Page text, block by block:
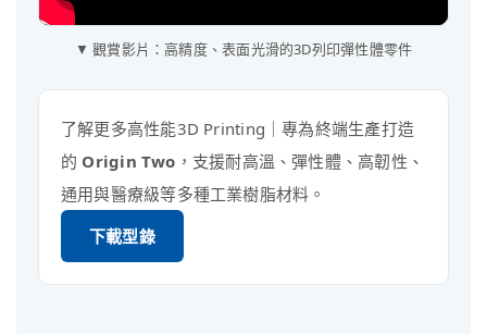
▼ 觀賞影片：高精度、表面光滑的3D列印彈性體零件
了解更多高性能3D Printing｜專為終端生產打造
的 Origin Two ，支援耐高溫、彈性體、高韌性、
通用與醫療級等多種工業樹脂材料。
下載型錄